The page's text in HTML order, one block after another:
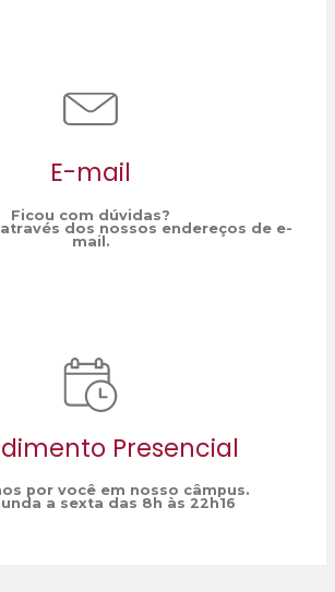
E-mail
Ficou com dúvidas?
dos nossos endereços de e-
mail.
Presencial
por você em nosso câmpus.
a sexta das 8h às 22h16